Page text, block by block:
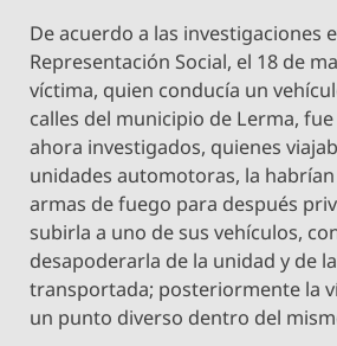
De acuerdo a las investigaciones
Representación Social, el 18 de
víctima, quien conducía un
calles del municipio de Lerma,
ahora investigados, quienes
unidades automotoras, la
armas de fuego para después
subirla a uno de sus vehículos,
desapoderarla de la unidad y de
transportada; posteriormente la
un punto diverso dentro del